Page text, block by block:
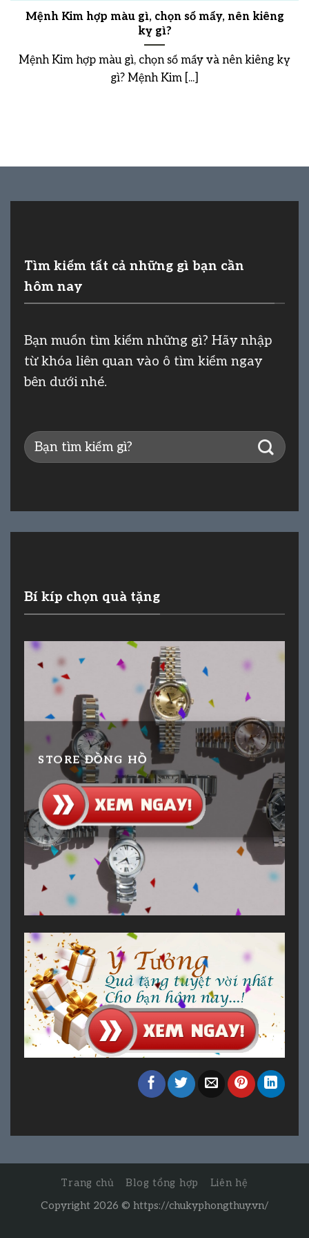
Mệnh Kim hợp màu gì, chọn số mấy, nên kiêng
kỵ gì?
Mệnh Kim hợp màu gì, chọn số mấy và nên kiêng kỵ
gì? Mệnh Kim [...]
Tìm kiếm tất cả những gì bạn cần
hôm nay
Bạn muốn tìm kiếm những gì? Hãy nhập
từ khóa liên quan vào ô tìm kiếm ngay
bên dưới nhé.
Bí kíp chọn quà tặng
STORE ĐỒNG HỒ
Trang chủ Blog tổng hợp Liên hệ
Copyright 2026 © https://chukyphongthuy.vn/